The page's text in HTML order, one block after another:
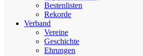
Bestenlisten
Rekorde
Verband
Vereine
Geschichte
Ehrungen